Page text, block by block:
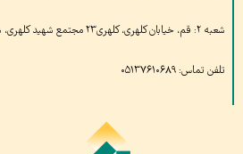
شعبه ۲: قم، خیابان کلهری، کلهری۲۳ مجتمع شهید کلهری، شتاب دهنده صدران
تلفن تماس: ۰۵۱۳۷۶۱۰۶۸۹